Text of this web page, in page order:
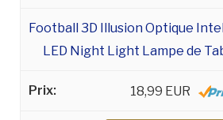
Football 3D Illusion Optique
LED Night Light Lampe de
18,99 EUR